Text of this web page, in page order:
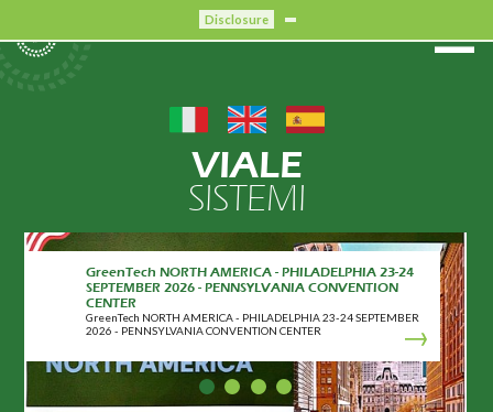
Disclosure
VIALE
SISTEMI
GreenTech NORTH AMERICA - PHILADELPHIA 23-24
SEPTEMBER 2026 - PENNSYLVANIA CONVENTION
CENTER
GreenTech NORTH AMERICA - PHILADELPHIA 23-24 SEPTEMBER
2026 - PENNSYLVANIA CONVENTION CENTER
CERTIFICACIÓN CRIBIS
CERTIFICACIÓN CRIBIS